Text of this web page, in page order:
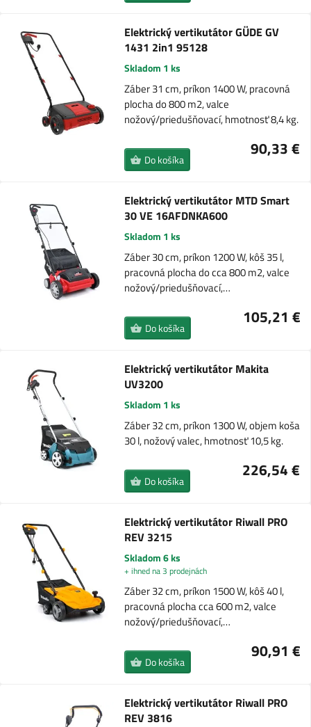
Elektrický vertikutátor GÜDE GV
1431 2in1 95128
Skladom 1 ks
Záber 31 cm, príkon 1400 W, pracovná
plocha do 800 m2, valce
nožový/priedušňovací, hmotnosť 8,4 kg.
90,33 €
Do košíka
Elektrický vertikutátor MTD Smart
30 VE 16AFDNKA600
Skladom 1 ks
Záber 30 cm, príkon 1200 W, kôš 35 l,
pracovná plocha do cca 800 m2, valce
nožový/priedušňovací,…
105,21 €
Do košíka
Elektrický vertikutátor Makita
UV3200
Skladom 1 ks
Záber 32 cm, príkon 1300 W, objem koša
30 l, nožový valec, hmotnosť 10,5 kg.
226,54 €
Do košíka
Elektrický vertikutátor Riwall PRO
REV 3215
Skladom 6 ks
+ ihned na 3 prodejnách
Záber 32 cm, príkon 1500 W, kôš 40 l,
pracovná plocha cca 600 m2, valce
nožový/priedušňovací,…
90,91 €
Do košíka
Elektrický vertikutátor Riwall PRO
REV 3816